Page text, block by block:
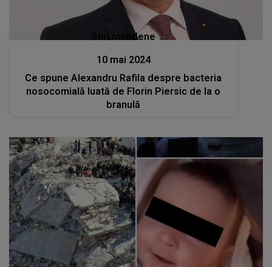
Stiri mondene
10 mai 2024
Ce spune Alexandru Rafila despre bacteria
nosocomială luată de Florin Piersic de la o
branulă